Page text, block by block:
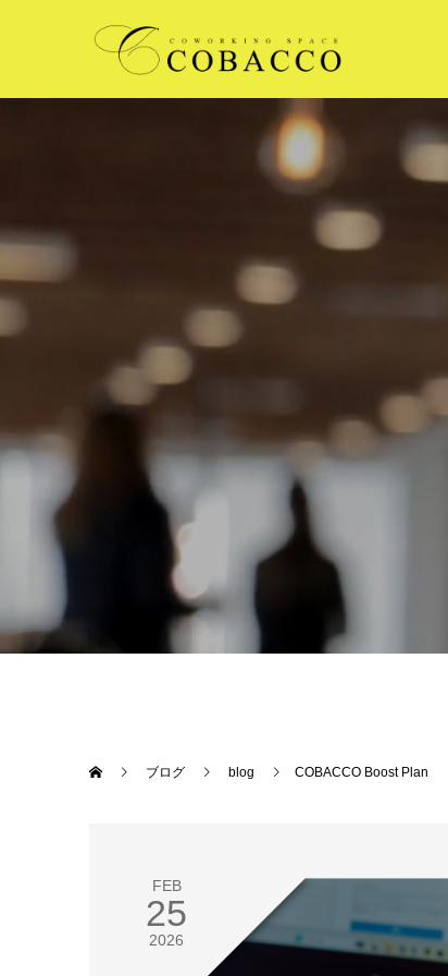
ブログ blog COBACCO Boost Plan
FEB
25
2026